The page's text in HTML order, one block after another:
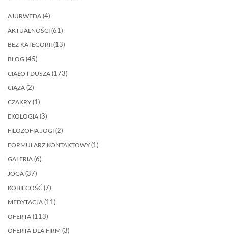
AJURWEDA (4)
AKTUALNOŚCI (61)
BEZ KATEGORII (13)
BLOG (45)
CIAŁO I DUSZA (173)
CIĄŻA (2)
CZAKRY(1)
EKOLOGIA (3)
FILOZOFIA JOGI (2)
FORMULARZ KONTAKTOWY(1)
GALERIA (6)
JOGA (37)
KOBIECOŚĆ (7)
MEDYTACJA (11)
OFERTA (113)
OFERTA DLA FIRM (3)